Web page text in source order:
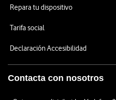
Repara tu dispositivo
Tarifa social
Declaración Accesibilidad
Contacta con nosotros